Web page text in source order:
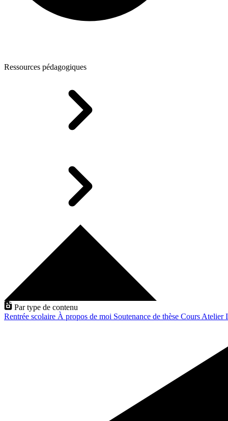
Ressources pédagogiques
Par type de contenu
Rentrée scolaire À propos de moi Soutenance de thèse Cours Atelier